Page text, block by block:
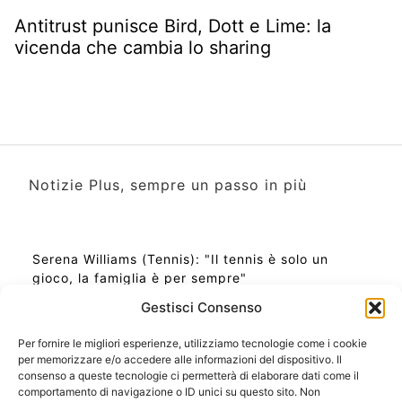
Gestisci Consenso
Per fornire le migliori esperienze, utilizziamo tecnologie come i cookie
per memorizzare e/o accedere alle informazioni del dispositivo. Il
consenso a queste tecnologie ci permetterà di elaborare dati come il
comportamento di navigazione o ID unici su questo sito. Non
Antitrust punisce Bird, Dott e Lime: la
vicenda che cambia lo sharing
Notizie Plus, sempre un passo in più
Serena Williams (Tennis): "Il tennis è solo un
gioco, la famiglia è per sempre"
Ora Esatta in Italia in questo momento
Ti Senti Strano Ultimamente? Potrebbe Essere per
la Risonanza di Schumann